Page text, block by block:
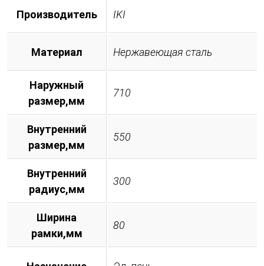
Производитель IKI
Материал Нержавеющая сталь
Наружный
размер,мм
710
Внутренний
размер,мм
550
Внутренний
радиус,мм
300
Ширина
рамки,мм
80